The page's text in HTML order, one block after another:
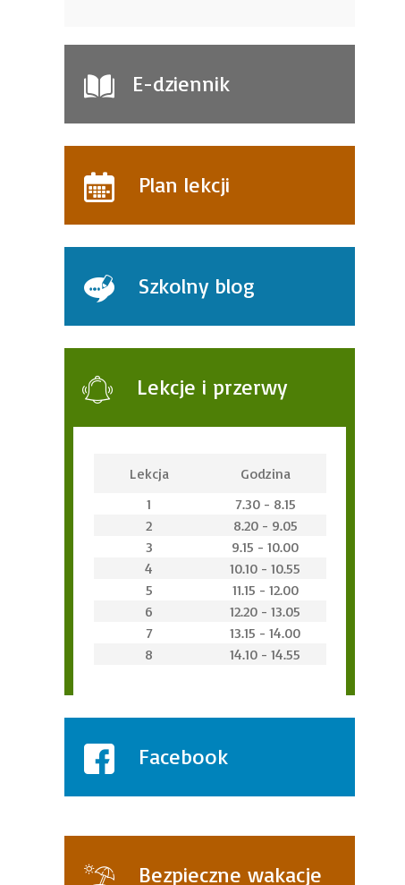
E-dziennik
Plan lekcji
Szkolny blog
Lekcje i przerwy
Lekcja
Godzina
1
7.30 - 8.15
2
8.20 - 9.05
3
9.15 - 10.00
4
10.10 - 10.55
5
11.15 - 12.00
6
12.20 - 13.05
7
13.15 - 14.00
8
14.10 - 14.55
Facebook
Bezpieczne wakacje